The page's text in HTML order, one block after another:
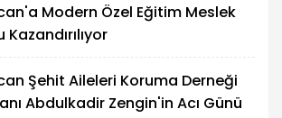
Modern Özel Eğitim Meslek
Kazandırılıyor
Şehit Aileleri Koruma Derneği
Abdulkadir Zengin'in Acı Günü